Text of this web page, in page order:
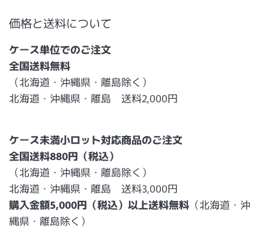
価格と送料について
ケース単位でのご注文
全国送料無料
（北海道・沖縄県・離島除く）
北海道・沖縄県・離島 送料2,000円
ケース未満小ロット対応商品のご注文
全国送料880円（税込）
（北海道・沖縄県・離島除く）
北海道・沖縄県・離島 送料3,000円
購入金額5,000円（税込）以上送料無料 （北海道・沖
縄県・離島除く）